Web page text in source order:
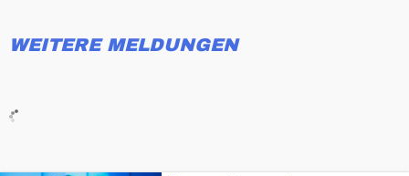
WEITERE MELDUNGEN